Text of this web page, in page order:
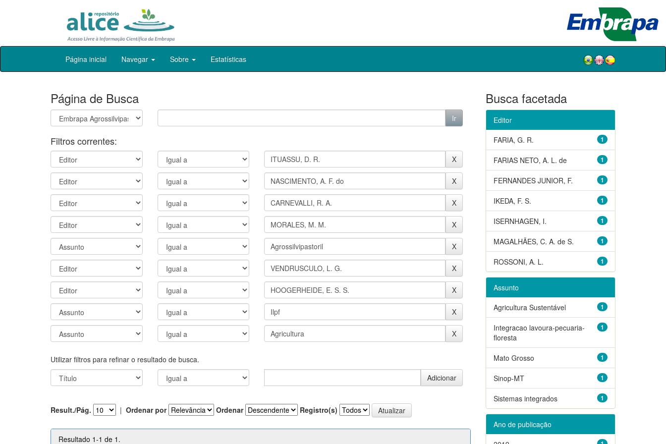
Skip
Página inicial Navegar Sobre Estatísticas
Página de Busca
Filtros correntes:
Utilizar filtros para refinar o resultado de busca.
Result./Pág. | Ordenar por Ordenar Registro(s)
Resultado 1-1 de 1.
Busca facetada
Editor
1
FARIA, G. R.
1
FARIAS NETO, A. L. de
1
FERNANDES JUNIOR, F.
1
IKEDA, F. S.
1
ISERNHAGEN, I.
1
MAGALHÃES, C. A. de S.
1
ROSSONI, A. L.
Assunto
1
Agricultura Sustentável
1
Integracao lavoura-pecuaria-
floresta
1
Mato Grosso
1
Sinop-MT
1
Sistemas integrados
Ano de publicação